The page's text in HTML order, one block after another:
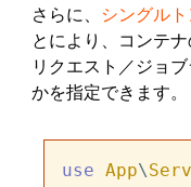
さらに、 シングル
とにより、コンテ
リクエスト／ジョ
かを指定できます。
use App\